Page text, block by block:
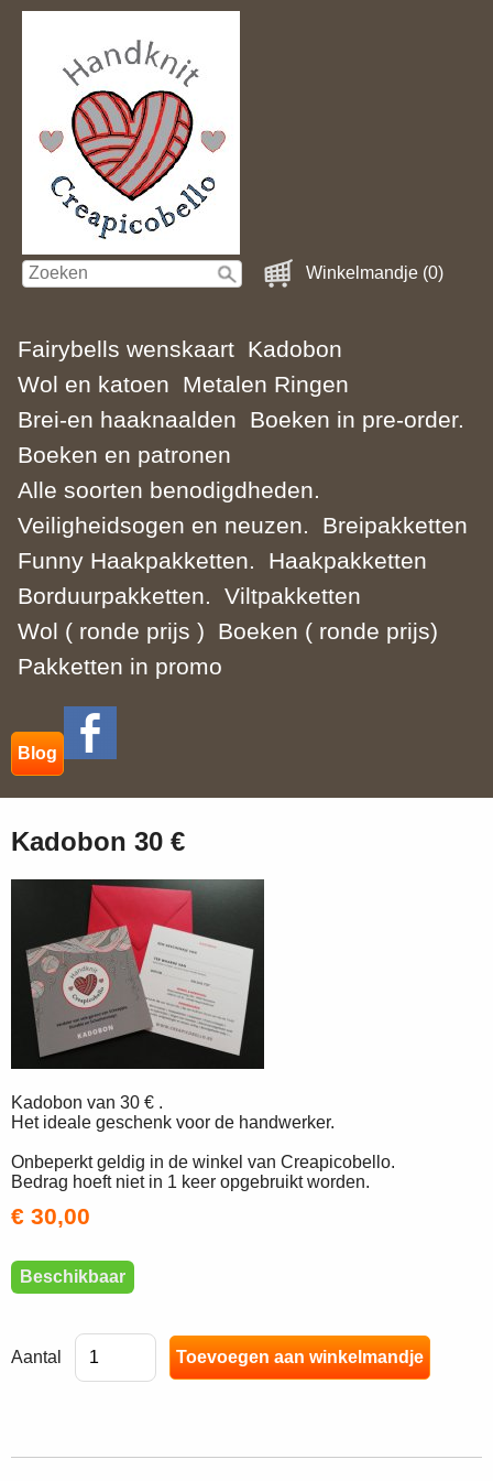
Winkelmandje (0)
Fairybells wenskaart Kadobon
Wol en katoen
Metalen Ringen
Brei-en haaknaalden
Boeken in pre-order.
Boeken en patronen
Alle soorten benodigdheden.
Veiligheidsogen en neuzen.
Breipakketten
Funny Haakpakketten.
Haakpakketten
Borduurpakketten.
Viltpakketten
Wol ( ronde prijs )
Boeken ( ronde prijs)
Pakketten in promo
Blog
Kadobon 30 €
Kadobon van 30 € .
Het ideale geschenk voor de handwerker.
Onbeperkt geldig in de winkel van Creapicobello.
Bedrag hoeft niet in 1 keer opgebruikt worden.
€ 30,00
Beschikbaar
Aantal